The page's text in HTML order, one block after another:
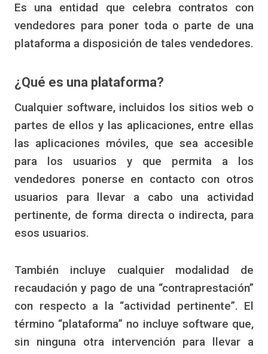
Es una entidad que celebra contratos con
vendedores para poner toda o parte de una
plataforma a disposición de tales vendedores.
¿Qué es una plataforma?
Cualquier software, incluidos los sitios web o
partes de ellos y las aplicaciones, entre ellas
las aplicaciones móviles, que sea accesible
para los usuarios y que permita a los
vendedores ponerse en contacto con otros
usuarios para llevar a cabo una actividad
pertinente, de forma directa o indirecta, para
esos usuarios.
También incluye cualquier modalidad de
recaudación y pago de una “contraprestación”
con respecto a la “actividad pertinente”. El
término “plataforma” no incluye software que,
sin ninguna otra intervención para llevar a